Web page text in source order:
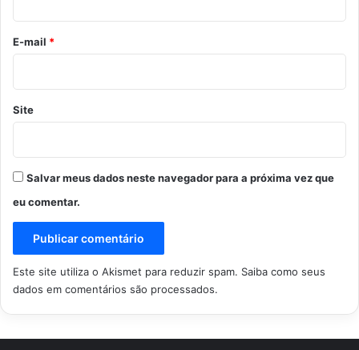
o
*
E-mail *
Site
Salvar meus dados neste navegador para a próxima vez que
eu comentar.
Este site utiliza o Akismet para reduzir spam. Saiba como seus
dados em comentários são processados.